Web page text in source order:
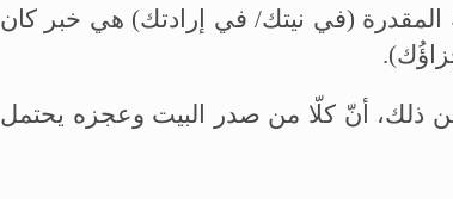
المقدرة (في نيتك/ في إرادتك) هي خبر كان
من ذلك، أنّ كلّا من صدر البيت وعجزه يحتمل